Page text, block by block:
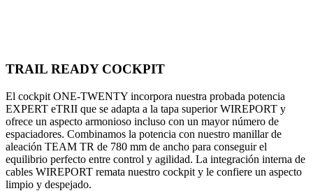
TRAIL READY COCKPIT
El cockpit ONE-TWENTY incorpora nuestra probada potencia
EXPERT eTRII que se adapta a la tapa superior WIREPORT y
ofrece un aspecto armonioso incluso con un mayor número de
espaciadores. Combinamos la potencia con nuestro manillar de
aleación TEAM TR de 780 mm de ancho para conseguir el
equilibrio perfecto entre control y agilidad. La integración interna de
cables WIREPORT remata nuestro cockpit y le confiere un aspecto
limpio y despejado.